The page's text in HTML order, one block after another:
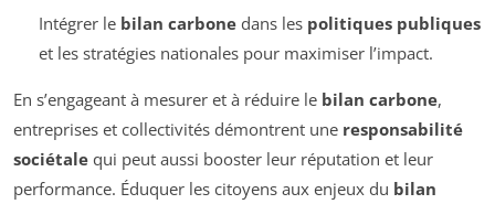
Intégrer le bilan carbonedans les politiques publiques
et les stratégies nationales pour maximiser l’impact.
En s’engageant à mesurer et à réduire le bilan carbone,
entreprises et collectivités démontrent une responsabilité
sociétale qui peut aussi booster leur réputation et leur
performance. Éduquer les citoyens aux enjeux du bilan